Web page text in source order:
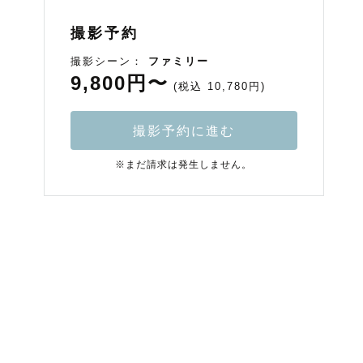
撮影予約
撮影シーン： ファミリー
9,800円〜 (税込 10,780円)
撮影予約に進む
※まだ請求は発生しません。